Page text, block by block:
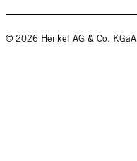
© 2026 Henkel AG & Co. KGaA